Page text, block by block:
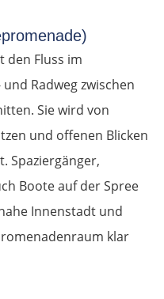
den Fluss im
Radweg zwischen
Sie wird von
und offenen Blicken
Spaziergänger,
Boote auf der Spree
Innenstadt und
klar